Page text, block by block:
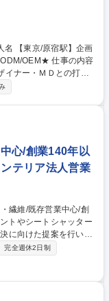
仕事の内容
イナー・ＭＤとの打ち
験に応じてバイヤーと
す。 【入社後は】■ま
ら学んでいただきま
また当社と契約してい
の連携を密に取るた
【東京/
ッションのODM/OEM
心/創業140年以
テリア法人営業
に向けた提案を行いま
ことで新規開拓や新商
切り、自動で上下する
案します。顧客の要望
幅広く行います。経験
完全週休2日制